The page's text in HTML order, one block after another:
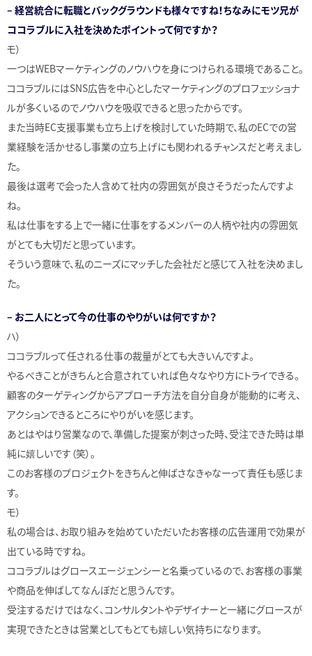
– 経営統合に転職とバックグラウンドも様々ですね！ちなみにモツ兄が
ココラブルに入社を決めたポイントって何ですか？
モ）
一つはWEBマーケティングのノウハウを身につけられる環境であること。
ココラブルにはSNS広告を中心としたマーケティングのプロフェッショナ
ルが多くいるのでノウハウを吸収できると思ったからです。
また当時EC支援事業も立ち上げを検討していた時期で、私のECでの営
業経験を活かせるし事業の立ち上げにも関われるチャンスだと考えまし
た。
最後は選考で会った人含めて社内の雰囲気が良さそうだったんですよ
ね。
私は仕事をする上で一緒に仕事をするメンバーの人柄や社内の雰囲気
がとても大切だと思っています。
そういう意味で、私のニーズにマッチした会社だと感じて入社を決めまし
た。
– お二人にとって今の仕事のやりがいは何ですか？
ハ）
ココラブルって任される仕事の裁量がとても大きいんですよ。
やるべきことがきちんと合意されていれば色々なやり方にトライできる。
顧客のターゲティングからアプローチ方法を自分自身が能動的に考え、
アクションできるところにやりがいを感じます。
あとはやはり営業なので、準備した提案が刺さった時、受注できた時は単
純に嬉しいです（笑）。
このお客様のプロジェクトをきちんと伸ばさなきゃなーって責任も感じま
す。
モ）
私の場合は、お取り組みを始めていただいたお客様の広告運用で効果が
出ている時ですね。
ココラブルはグロースエージェンシーと名乗っているので、お客様の事業
や商品を伸ばしてなんぼだと思うんです。
受注するだけではなく、コンサルタントやデザイナーと一緒にグロースが
実現できたときは営業としてもとても嬉しい気持ちになります。